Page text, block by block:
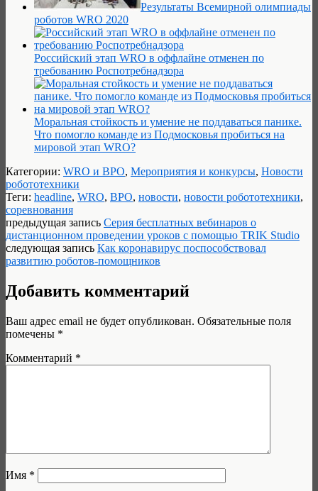
Результаты Всемирной олимпиады
роботов WRO 2020
Российский этап WRO в оффлайне отменен по
требованию Роспотребнадзора
Моральная стойкость и умение не поддаваться панике.
Что помогло команде из Подмосковья пробиться на
мировой этап WRO?
Категории: WRO и ВРО, Мероприятия и конкурсы, Новости
робототехники
Теги: headline, WRO, ВРО, новости, новости робототехники,
соревнования
предыдущая запись Серия бесплатных вебинаров о
дистанционном проведении уроков с помощью TRIK Studio
следующая запись Как коронавирус поспособствовал
развитию роботов-помощников
Добавить комментарий
Ваш адрес email не будет опубликован. Обязательные поля
помечены *
Комментарий *
Имя *